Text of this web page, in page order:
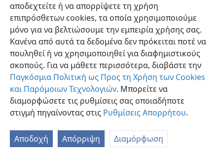
αποδεχτείτε ή να απορρίψετε τη χρήση
επιπρόσθετων cookies, τα οποία χρησιμοποιούμε
μόνο για να βελτιώσουμε την εμπειρία χρήσης σας.
Κανένα από αυτά τα δεδομένα δεν πρόκειται ποτέ να
πουληθεί ή να χρησιμοποιηθεί για διαφημιστικούς
σκοπούς. Για να μάθετε περισσότερα, διαβάστε την
Παγκόσμια Πολιτική ως Προς τη Χρήση των Cookies
και Παρόμοιων Τεχνολογιών. Μπορείτε να
διαμορφώσετε τις ρυθμίσεις σας οποιαδήποτε
στιγμή πηγαίνοντας στις Ρυθμίσεις Απορρήτου.
Αποδοχή Απόρριψη Διαμόρφωση
Ελληνική Προτιμήσεις
Copyright © 2026 Watch Tower Bible and Tract Society of Pennsylvania
Όροι Χρήσης Πολιτική Απορρήτου
Ρυθμίσεις Απορρήτου
JW.ORG
Σύνδεση